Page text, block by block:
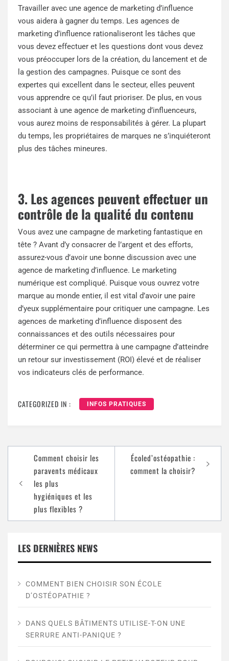
Travailler avec une agence de marketing d’influence
vous aidera à gagner du temps. Les agences de
marketing d’influence rationaliseront les tâches que
vous devez effectuer et les questions dont vous devez
vous préoccuper lors de la création, du lancement et de
la gestion des campagnes. Puisque ce sont des
expertes qui excellent dans le secteur, elles peuvent
vous apprendre ce qu’il faut prioriser. De plus, en vous
associant à une agence de marketing d’influenceurs,
vous aurez moins de responsabilités à gérer. La plupart
du temps, les propriétaires de marques ne s’inquiéteront
plus des tâches mineures.
3. Les agences peuvent effectuer un
contrôle de la qualité du contenu
Vous avez une campagne de marketing fantastique en
tête ? Avant d’y consacrer de l’argent et des efforts,
assurez-vous d’avoir une bonne discussion avec une
agence de marketing d’influence. Le marketing
numérique est compliqué. Puisque vous ouvrez votre
marque au monde entier, il est vital d’avoir une paire
d’yeux supplémentaire pour critiquer une campagne. Les
agences de marketing d’influence disposent des
connaissances et des outils nécessaires pour
déterminer ce qui permettra à une campagne d’atteindre
un retour sur investissement (ROI) élevé et de réaliser
vos indicateurs clés de performance.
CATEGORIZED IN : INFOS PRATIQUES
Comment choisir les
paravents médicaux
les plus
hygiéniques et les
plus flexibles ?
Écoled’ostéopathie :
comment la choisir?
LES DERNIÈRES NEWS
COMMENT BIEN CHOISIR SON ÉCOLE
D’OSTÉOPATHIE ?
DANS QUELS BÂTIMENTS UTILISE-T-ON UNE
SERRURE ANTI-PANIQUE ?